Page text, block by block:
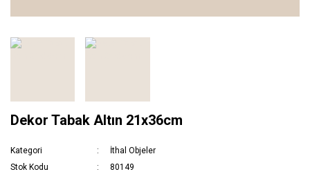
Dekor Tabak Altın 21x36cm
Kategori
İthal Objeler
Stok Kodu
80149